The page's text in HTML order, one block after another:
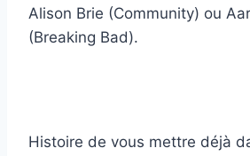
Alison Brie (Community) ou
(Breaking Bad).
Histoire de vous mettre déjà